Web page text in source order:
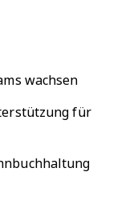
wachsen
für